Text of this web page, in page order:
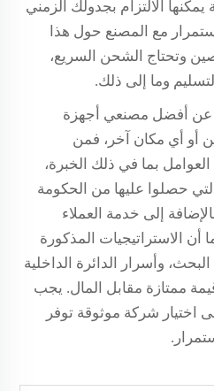
الالتزام بجدولك الزمني
مع المصنع حول هذا
وتحتاج الشحن السريع،
وما إلى ذلك.
عن أفضل مصنعي أجهزة
أو أي مكان آخر، فمن
بما في ذلك الخبرة،
حصلوا عليها من الحكومة
إلى خدمة العملاء
أن الاستراتيجيات المذكورة
وأسرار الدائرة الداخلية
ممتازة مقابل المال. يجب
اختيار شركة موثوقة توفر